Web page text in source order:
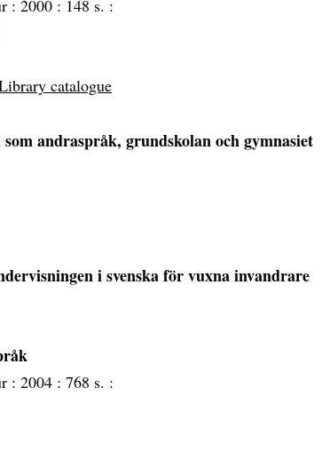
: 2000 : 148 s. :
catalogue
andraspråk, grundskolan och gymnasiet
i svenska för vuxna invandrare
: 2004 : 768 s. :